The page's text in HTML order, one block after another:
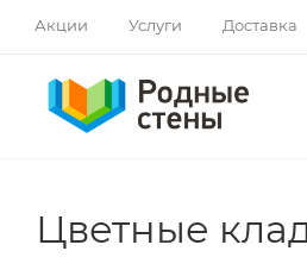
Акции Услуги Доставка
Цветные